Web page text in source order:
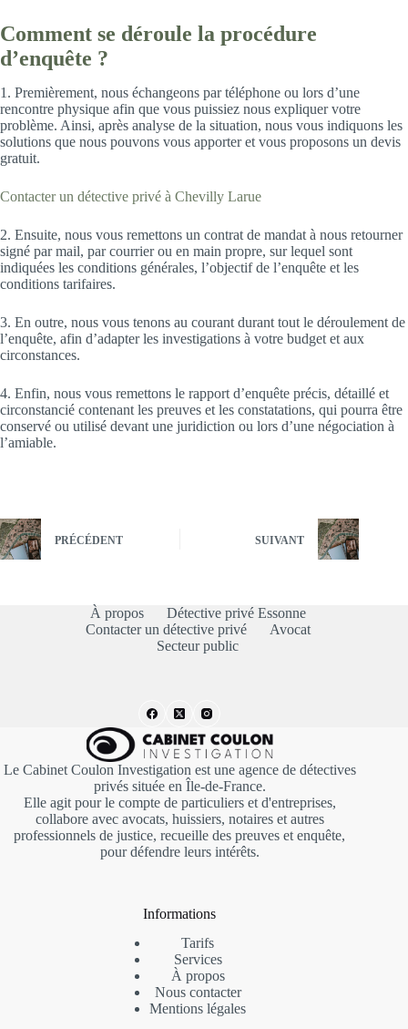
Comment se déroule la procédure
d’enquête ?
1. Premièrement, nous échangeons par téléphone ou lors d’une
rencontre physique afin que vous puissiez nous expliquer votre
problème. Ainsi, après analyse de la situation, nous vous indiquons les
solutions que nous pouvons vous apporter et vous proposons un devis
gratuit.
Contacter un détective privé à Chevilly Larue
2. Ensuite, nous vous remettons un contrat de mandat à nous retourner
signé par mail, par courrier ou en main propre, sur lequel sont
indiquées les conditions générales, l’objectif de l’enquête et les
conditions tarifaires.
3. En outre, nous vous tenons au courant durant tout le déroulement de
l’enquête, afin d’adapter les investigations à votre budget et aux
circonstances.
4. Enfin, nous vous remettons le rapport d’enquête précis, détaillé et
circonstancié contenant les preuves et les constatations, qui pourra être
conservé ou utilisé devant une juridiction ou lors d’une négociation à
l’amiable.
PRÉCÉDENT SUIVANT
À propos
Détective privé Essonne
Contacter un détective privé
Avocat
Secteur public
Le Cabinet Coulon Investigation est une agence de détectives
privés située en Île-de-France.
Elle agit pour le compte de particuliers et d'entreprises,
collabore avec avocats, huissiers, notaires et autres
professionnels de justice, recueille des preuves et enquête,
pour défendre leurs intérêts.
Informations
Tarifs
Services
À propos
Nous contacter
Mentionslégales